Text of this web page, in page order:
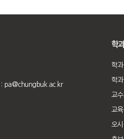
pa@chungbuk.ac.kr
학
학
학
교
교
오